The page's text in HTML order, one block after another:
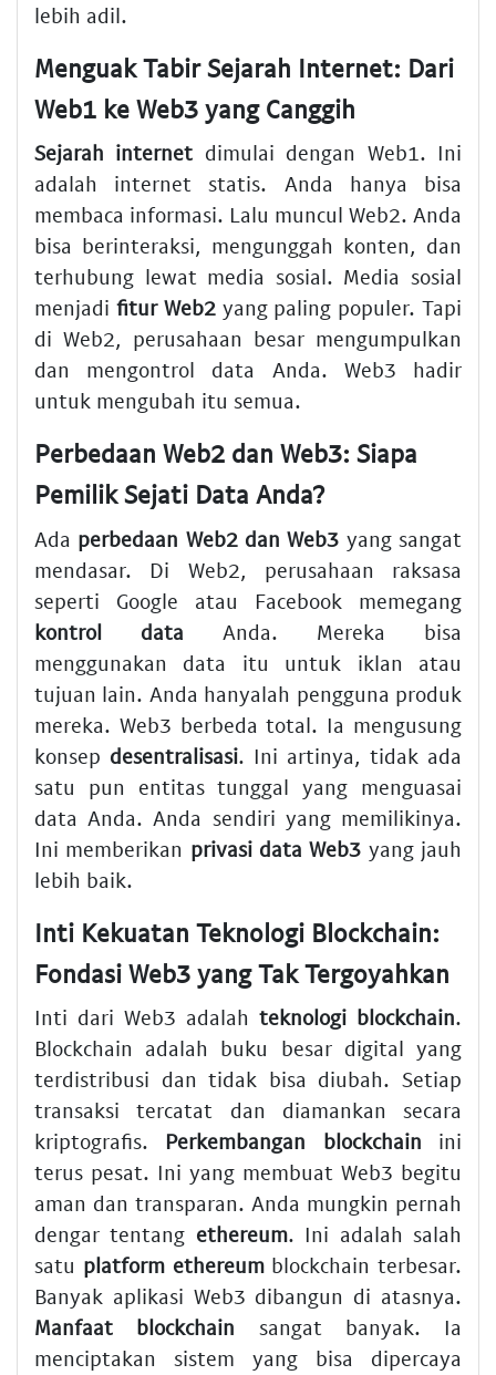
lebih adil.
Menguak TabirSejarah Internet: Dari
Web1 ke Web3 yang Canggih
Sejarah internet dimulai dengan Web1. Ini
adalah internet statis. Anda hanya bisa
membaca informasi. Lalu muncul Web2. Anda
bisa berinteraksi, mengunggah konten, dan
terhubung lewat media sosial. Media sosial
menjadi fitur Web2yang paling populer. Tapi
di Web2, perusahaan besar mengumpulkan
dan mengontrol data Anda. Web3 hadir
untuk mengubah itu semua.
Perbedaan Web2 dan Web3: Siapa
Pemilik Sejati Data Anda?
Ada perbedaan Web2 dan Web3 yang sangat
mendasar. Di Web2, perusahaan raksasa
seperti Google atau Facebook memegang
kontrol data Anda. Mereka bisa
menggunakan data itu untuk iklan atau
tujuan lain. Anda hanyalah pengguna produk
mereka. Web3 berbeda total. Ia mengusung
konsep desentralisasi. Ini artinya, tidak ada
satu pun entitas tunggal yang menguasai
data Anda. Anda sendiri yang memilikinya.
Ini memberikan privasi data Web3 yang jauh
lebih baik.
Inti Kekuatan Teknologi Blockchain:
Fondasi Web3 yang Tak Tergoyahkan
Inti dari Web3 adalah teknologi blockchain.
Blockchain adalah buku besar digital yang
terdistribusi dan tidak bisa diubah. Setiap
transaksi tercatat dan diamankan secara
kriptografis. Perkembangan blockchain ini
terus pesat. Ini yang membuat Web3 begitu
aman dan transparan. Anda mungkin pernah
dengar tentang ethereum. Ini adalah salah
satu platform ethereumblockchain terbesar.
Banyak aplikasi Web3 dibangun di atasnya.
Manfaat blockchain sangat banyak. Ia
menciptakan sistem yang bisa dipercaya